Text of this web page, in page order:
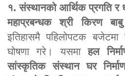
१. संस्थानको आर्थिक प्रगति र
महाप्रबन्धक श्री किरण
इतिहासमै पहिलोपटक
घोषणा गरे। यसमाहल
सांस्कृतिक संस्थान घर